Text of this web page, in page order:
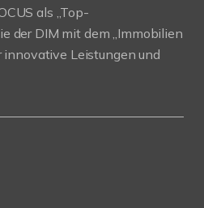
als „Top-
der DIM mit dem „Immobilien
innovative Leistungen und